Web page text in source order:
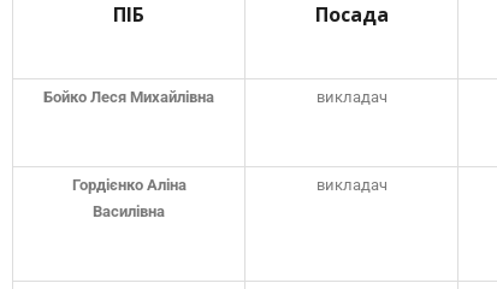
ПІБ Посада
Бойко Леся Михайлівна викладач
Гордієнко Аліна
Василівна
викладач